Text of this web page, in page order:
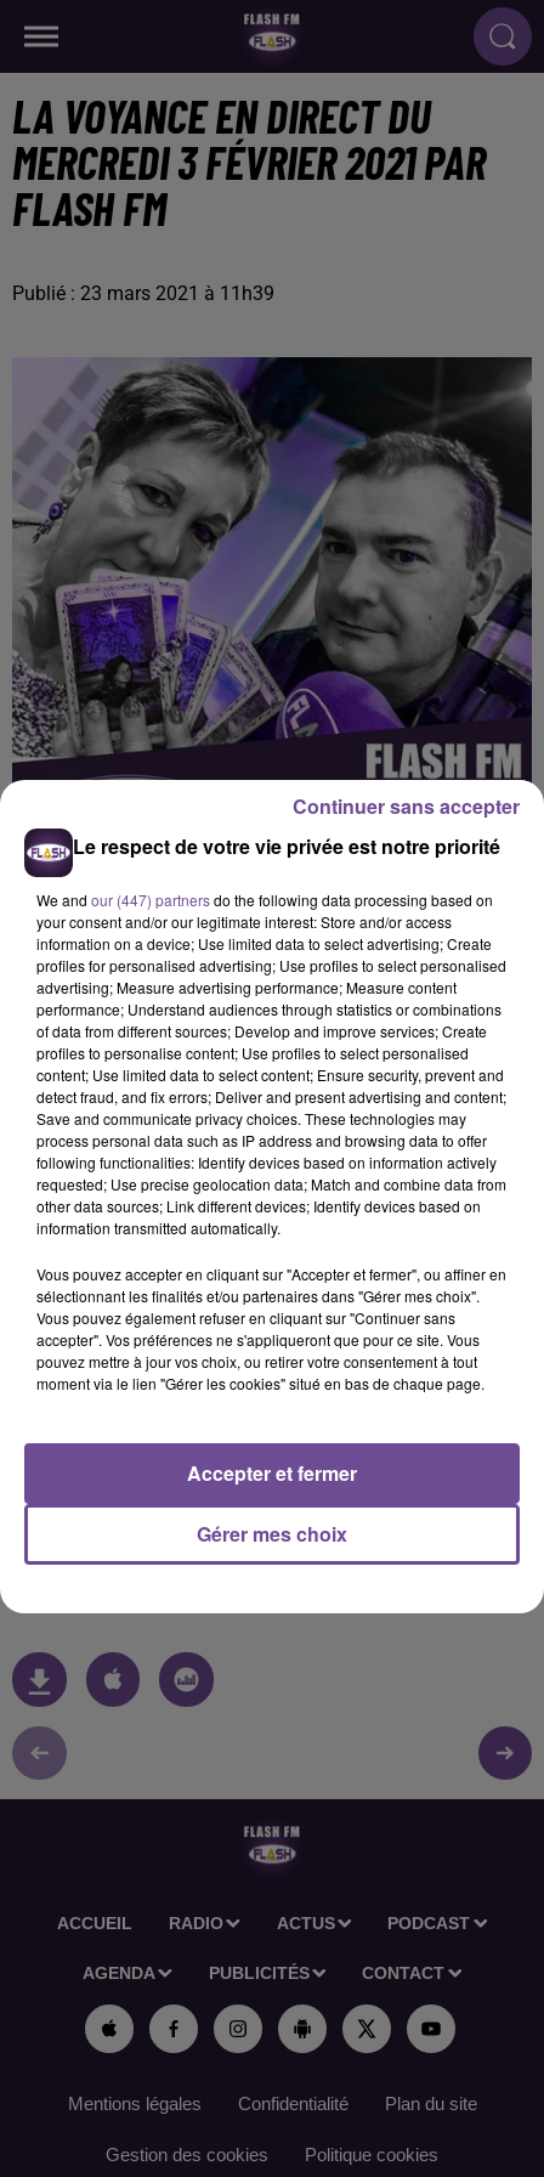
LA VOYANCE EN DIRECT DU
MERCREDI 3 FÉVRIER 2021 PAR
FLASH FM
Publié : 23 mars 2021 à 11h39
Flash FM
La voyance en direct
0:00 55 min 56 sec
23 mars 2021 - 55 min 56 sec
Flash FM : La Voyance En Direct tous les mercredis soirs
entre 19h et 21h. Avec Laurent Gérald et Marylou. Notre
soir. Emission du mercredi 3 février 2021 avec Corinne,
Isabelle, Valérie, Jérôme et Alexandra. Pour participer à
l’émission et en savoir plus sur votre avenir, inscrivez vous
par mail en envoyant votre nom, date de naissance, numéro
de téléphone ainsi que la question que vous souhaiterez
ACCUEIL RADIO ACTUS PODCAST
AGENDA PUBLICITÉS CONTACT
Mentions légales Confidentialité Plan du site
Gestion des cookies Politique cookies
Le respect de votre vie privée est notre priorité
We and our (447) partnersdo the following data processing based on
your consent and/or our legitimate interest: Store and/or access
information on a device; Use limited data to select advertising; Create
profiles for personalised advertising; Use profiles to select personalised
advertising; Measure advertising performance; Measure content
performance; Understand audiences through statistics or combinations
of data from different sources; Develop and improve services; Create
profiles to personalise content; Use profiles to select personalised
content; Use limited data to select content; Ensure security, prevent and
detect fraud, and fix errors; Deliver and present advertising and content;
Save and communicate privacy choices. These technologies may
process personal data such as IP address and browsing data to offer
following functionalities: Identify devices based on information actively
requested; Use precise geolocation data; Match and combine data from
other data sources; Link different devices; Identify devices based on
information transmitted automatically.
Vous pouvez accepter en cliquant sur "Accepter et fermer", ou affiner en
sélectionnant les finalités et/ou partenaires dans "Gérer mes choix".
Vous pouvez également refuser en cliquant sur "Continuer sans
accepter". Vos préférences ne s'appliqueront que pour ce site. Vous
pouvez mettre à jour vos choix, ou retirer votre consentement à tout
moment via le lien "Gérer les cookies" situé en bas de chaque page.
Gérer mes choix
Accepter et fermer
Continuer sans accepter